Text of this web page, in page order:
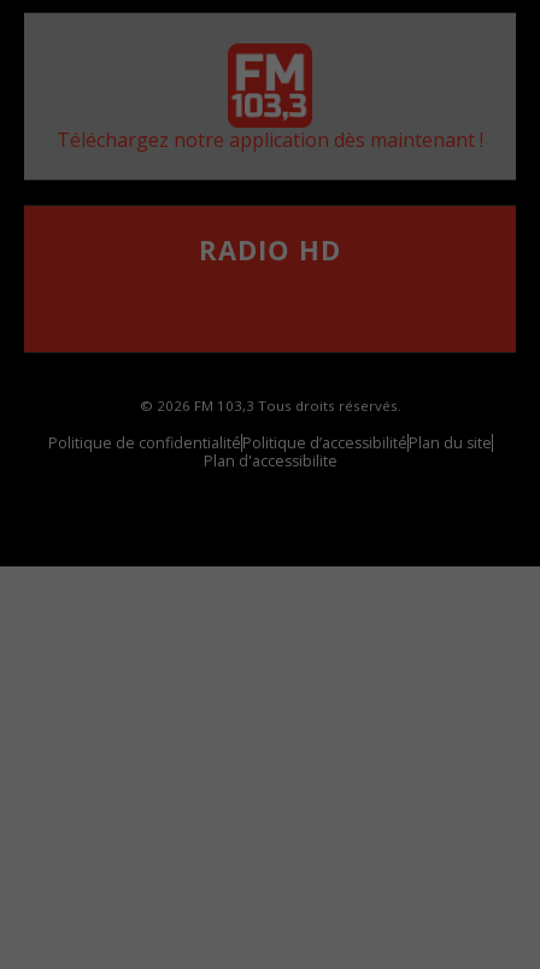
Téléchargez notre application dès maintenant !
RADIO HD
© 2026 FM 103,3 Tous droits réservés.
Politique de confidentialitéPolitique d’accessibilitéPlan du site
Plan d'accessibilite